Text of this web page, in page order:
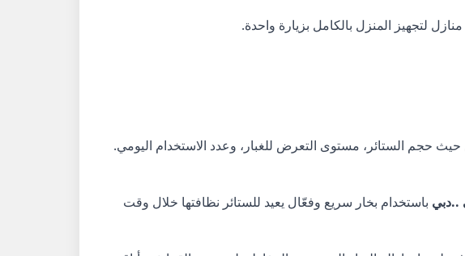
لتجهيز المنزل بالكامل بزيارة واحدة.
حجم الستائر، مستوى التعرض للغبار، وعدد الاستخدام اليومي.
..دبي باستخدام بخار سريع وفعّال يعيد للستائر نظافتها خلال وقت